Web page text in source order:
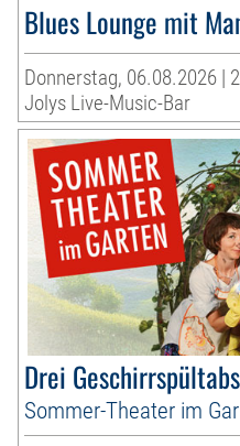
Blues Lounge mit
Donnerstag, 06.08.2026 |
Jolys Live-Music-Bar
Drei
Sommer-Theater im